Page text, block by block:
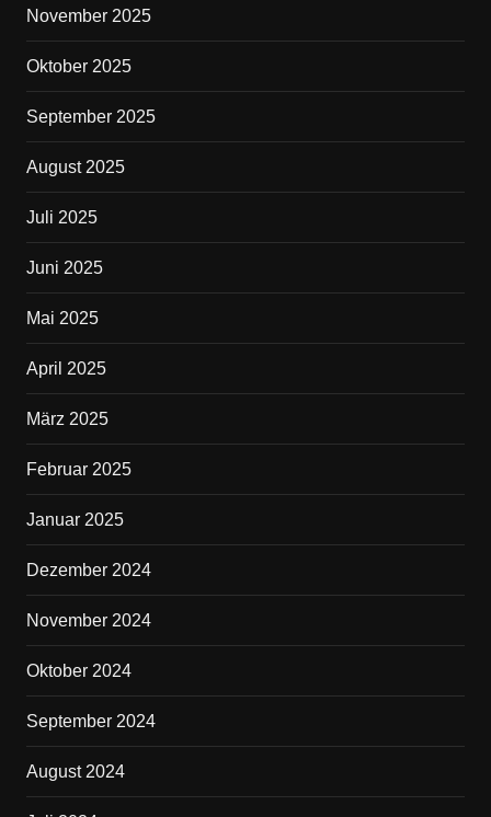
November 2025
Oktober 2025
September 2025
August 2025
Juli 2025
Juni 2025
Mai 2025
April 2025
März 2025
Februar 2025
Januar 2025
Dezember 2024
November 2024
Oktober 2024
September 2024
August 2024